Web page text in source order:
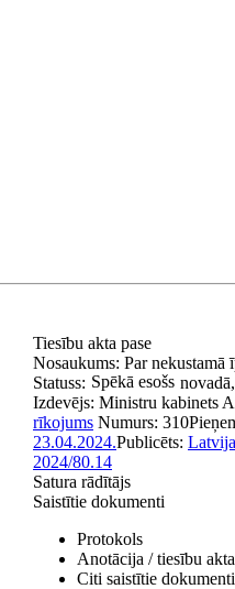
Tiesību akta pase
Nosaukums: Par nekustamā
Statuss: Spēkā esošs
Izdevējs: Ministru kabinets
rīkojums Numurs: 310
23.04.2024.Publicēts:
2024/80.14
Satura rādītājs
Saistītie dokumenti
Protokols
Anotācija / tiesību
Citi saistītie dokumenti